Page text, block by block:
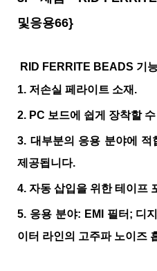
및응용66}
RID FERRITE BEADS 기
1. 저손실 페라이트 소재.
2. PC 보드에 쉽게 장착할
3. 대부분의 응용 분야에 적
제공됩니다.
4. 자동 삽입을 위한 테이프
5. 응용 분야: EMI 필터; 디
이터 라인의 고주파 노이즈